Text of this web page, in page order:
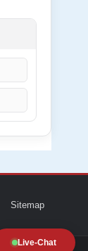
Live-Chat
Sitemap